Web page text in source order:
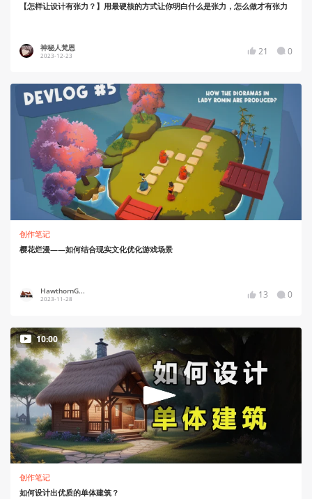
【怎样让设计有张力？】用最硬核的方式让你明白什么是张力，怎么做才有张力
神秘人梵恩
2023-12-23 21 0
创作笔记
樱花烂漫——如何结合现实文化优化游戏场景
HawthornG...
2023-11-28 13 0
10:00
创作笔记
如何设计出优质的单体建筑？